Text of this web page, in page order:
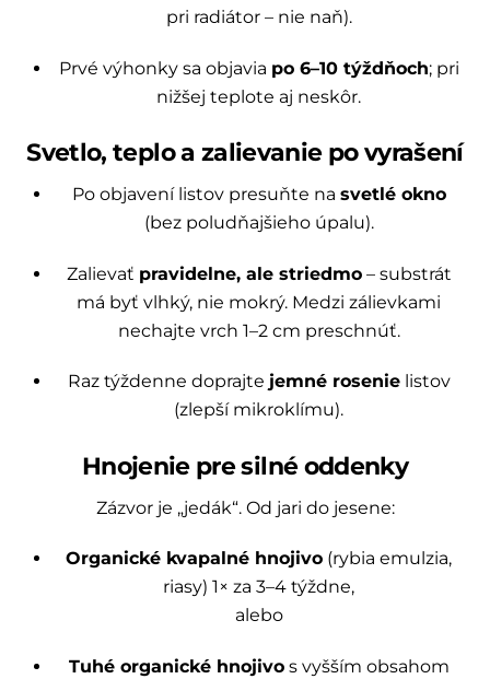
pri radiátor – nie naň).
Prvé výhonky sa objavia po 6–10 týždňoch; pri
nižšej teplote aj neskôr.
Svetlo, teplo a zalievanie po vyrašení
Po objavení listov presuňte na svetlé okno
(bez poludňajšieho úpalu).
Zalievať pravidelne, ale striedmo– substrát
má byť vlhký, nie mokrý. Medzi zálievkami
nechajte vrch 1–2 cm preschnúť.
Raz týždenne doprajte jemné rosenielistov
(zlepší mikroklímu).
Hnojenie pre silné oddenky
Zázvor je „jedák“. Od jari do jesene:
Organické kvapalné hnojivo (rybia emulzia,
riasy) 1× za 3–4 týždne,
alebo
Tuhé organické hnojivos vyšším obsahom